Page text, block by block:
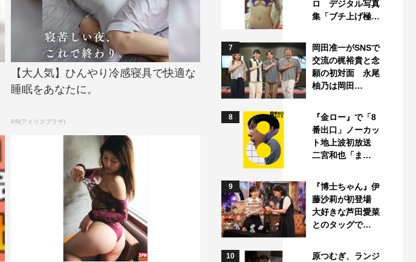
【大人気】ひんやり冷感寝具で快適な
睡眠をあなたに。
PR(アイリスプラザ)
ロ デジタル写真
集「ブチ上げ極…
7
岡田准一がSNSで
交流の梶裕貴と念
願の初対面 永尾
柚乃は岡田…
8
『金ロー』で「8
番出口」ノーカッ
ト地上波初放送
二宮和也「ま…
9
『博士ちゃん』伊
藤沙莉が初登場
大好きな芦田愛菜
とのタッグで…
10
原つむぎ、ランジ